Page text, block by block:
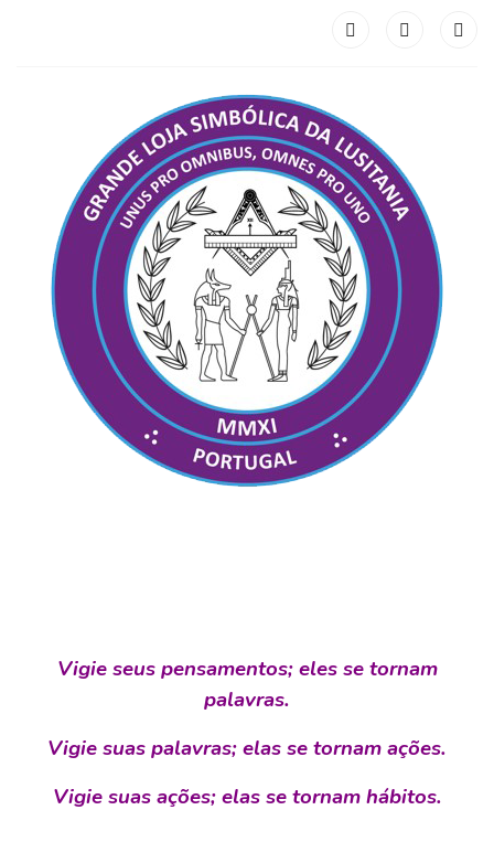
Vigie seus pensamentos; eles se tornam
palavras.
Vigie suas palavras; elas se tornam ações.
Vigie suas ações; elas se tornam hábitos.